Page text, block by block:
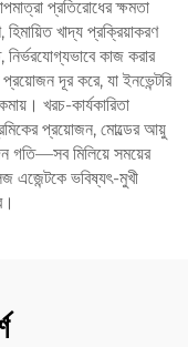
প্রতিরোধের ক্ষমতা
খাদ্য প্রক্রিয়াকরণ
নির্ভরযোগ্যভাবে কাজ করার
দূর করে, যা ইনভেন্টরি
খরচ-কার্যকারিতা
প্রয়োজন, মোল্ডের আয়ু
গতি—সব মিলিয়ে সময়ের
এজেন্টকে ভবিষ্যৎ-মুখী